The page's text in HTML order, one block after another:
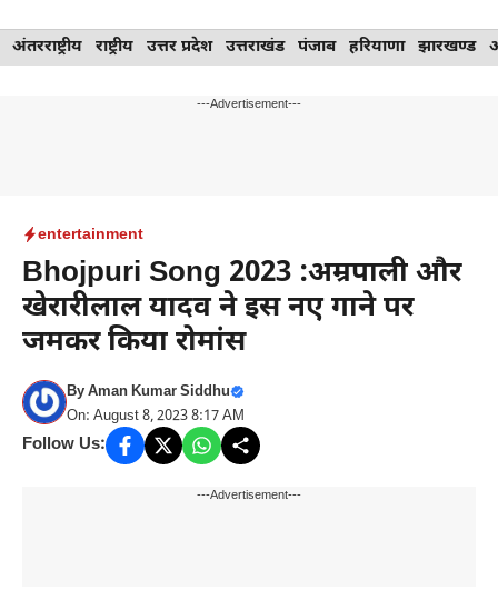
Skip
to
अंतरराष्ट्रीय राष्ट्रीय उत्तर प्रदेश उत्तराखंड पंजाब हरियाणा झारखण्ड
---Advertisement---
entertainment
Bhojpuri Song 2023 :अम्रपाली और
खेरारीलाल यादव ने इस नए गाने पर
जमकर किया रोमांस
ByAman Kumar Siddhu
On: August 8, 2023 8:17 AM
Follow Us:
---Advertisement---